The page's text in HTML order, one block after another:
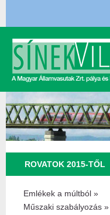
ROVATOK 2015-TŐL
Emlékek a múltból »
Műszaki szabályozás »